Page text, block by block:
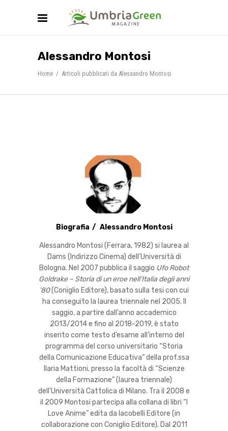
Alessandro Montosi
Home / Articoli pubblicati da Alessandro Montosi
Biografia Alessandro Montosi
Alessandro Montosi (Ferrara, 1982) si laurea al
Dams (Indirizzo Cinema) dell’Università di
Bologna. Nel 2007 pubblica il saggio Ufo Robot
Goldrake – Storia di un eroe nell’Italia degli anni
’80(Coniglio Editore), basato sulla tesi con cui
ha conseguito la laurea triennale nel 2005. Il
saggio, a partire dall’anno accademico
2013/2014 e fino al 2018-2019, è stato
inserito come testo d’esame all’interno del
programma del corso universitario “Storia
della Comunicazione Educativa” della prof.ssa
Ilaria Mattioni, presso la facoltà di “Scienze
della Formazione” (laurea triennale)
dell’Università Cattolica di Milano. Tra il 2008 e
il 2009 Montosi partecipa alla collana di libri “I
Love Anime” edita da Iacobelli Editore (in
collaborazione con Coniglio Editore). Dal 2011